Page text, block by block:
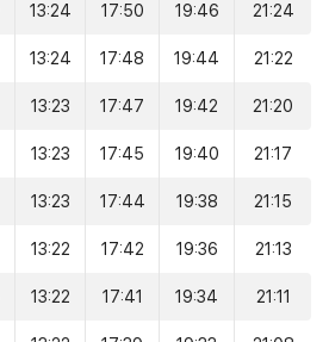
13:24 17:50 19:46 21:24
13:24 17:48 19:44 21:22
13:23 17:47 19:42 21:20
13:23 17:45 19:40 21:17
13:23 17:44 19:38 21:15
13:22 17:42 19:36 21:13
13:22 17:41 19:34 21:11